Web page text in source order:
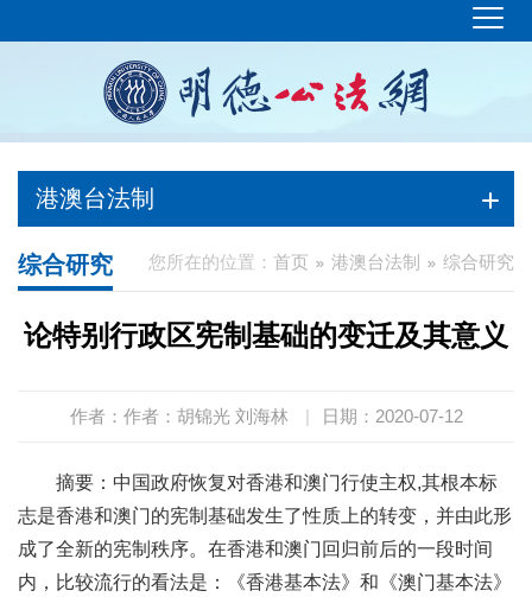
港澳台法制
您所在的位置： 首页 港澳台法制 综合研究
综合研究
论特别行政区宪制基础的变迁及其意义
作者：作者：胡锦光 刘海林 | 日期：2020-07-12
摘要：中国政府恢复对香港和澳门行使主权,其根本标
志是香港和澳门的宪制基础发生了性质上的转变，并由此形
成了全新的宪制秩序。在香港和澳门回归前后的一段时间
内，比较流行的看法是：《香港基本法》和《澳门基本法》